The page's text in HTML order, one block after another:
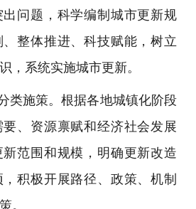
问题，科学编制城市更新规
整体推进、科技赋能，树立
，系统实施城市更新。
施策。根据各地城镇化阶段
、资源禀赋和经济社会发展
范围和规模，明确更新改造
积极开展路径、政策、机制
。